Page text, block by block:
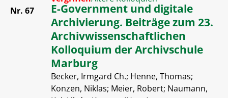
Nr. 67
E-Government und digitale
Archivierung. Beiträge zum 23.
Archivwissenschaftlichen
Kolloquium der Archivschule
Marburg
Becker, Irmgard Ch.; Henne, Thomas;
Konzen, Niklas; Meier, Robert; Naumann,